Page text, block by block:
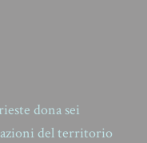
dona sei
del territorio